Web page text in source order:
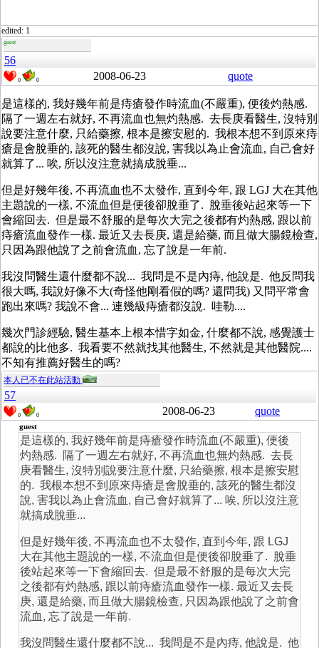
edited: 1
guest
56
0 0 2008-06-23 quote
是這樣的, 我好幾年前是痔瘡發作時流血(不嚴重), 便後灼熱感.
隔了一週左右就好, 不再流血也無灼熱感. 去長庚看醫生, 沒特別
說要注意什麼, 只給藥擦, 根本是擦安慰的. 我根本想不到原來痔
瘡是會脫垂的, 該死的醫生都沒說, 害我以為止會流血, 自己會好
就算了... 唉, 所以沒注意就搞成脫垂...
但是好幾年後, 不再流血也不太發作, 直到今年, 跟 LGJ 大在其他
主題說的一樣, 不流血但是便後卻脫垂了. 脫垂後站起來等一下
會縮回去. 但是最不舒服的是每次大完之後都有灼熱感, 跟以前
痔瘡流血發作一樣. 最近又去長庚, 還是給藥, 而且做大腸鏡檢查,
只因為跟他說了之前會流血, 忘了說是一年前.
我沒問醫生還什麼都不說... 我問是不是內痔, 他說是. 他反問我
很大嗎, 我說好像不大(奇怪他剛看假的嗎? 還問我) 又問平常會
跑出來嗎? 我說不會... 連幾級痔瘡都沒說. 哇勒....
幾次門診經驗, 醫生基本上根本惜字如金, 什麼都不說, 感覺護士
都說的比他多. 我看要不然就找其他醫生, 不然就是其他醫院....
不知有推薦好醫生的嗎?
本人已不在此站活動
57
0 0 2008-06-23 quote
guest
是這樣的, 我好幾年前是痔瘡發作時流血(不嚴重), 便後
灼熱感. 隔了一週左右就好, 不再流血也無灼熱感. 去長
庚看醫生, 沒特別說要注意什麼, 只給藥擦, 根本是擦安慰
的. 我根本想不到原來痔瘡是會脫垂的, 該死的醫生都沒
說, 害我以為止會流血, 自己會好就算了... 唉, 所以沒注意
就搞成脫垂...
但是好幾年後, 不再流血也不太發作, 直到今年, 跟 LGJ
大在其他主題說的一樣, 不流血但是便後卻脫垂了. 脫垂
後站起來等一下會縮回去. 但是最不舒服的是每次大完
之後都有灼熱感, 跟以前痔瘡流血發作一樣. 最近又去長
庚, 還是給藥, 而且做大腸鏡檢查, 只因為跟他說了之前會
流血, 忘了說是一年前.
我沒問醫生還什麼都不說... 我問是不是內痔, 他說是. 他